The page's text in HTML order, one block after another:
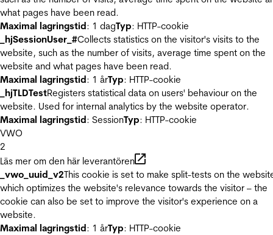
what pages have been read.
Maximal lagringstid: 1 dagTyp: HTTP-cookie
_hjSessionUser_#Collects statistics on the visitor's visits to the
website, such as the number of visits, average time spent on the
website and what pages have been read.
Maximal lagringstid: 1 årTyp: HTTP-cookie
_hjTLDTestRegisters statistical data on users' behaviour on the
website. Used for internal analytics by the website operator.
Maximal lagringstid: SessionTyp: HTTP-cookie
VWO
2
Läs mer om den här leverantören
_vwo_uuid_v2This cookie is set to make split-tests on the
which optimizes the website's relevance towards the visitor – the
cookie can also be set to improve the visitor's experience on a
website.
Maximal lagringstid: 1 årTyp: HTTP-cookie